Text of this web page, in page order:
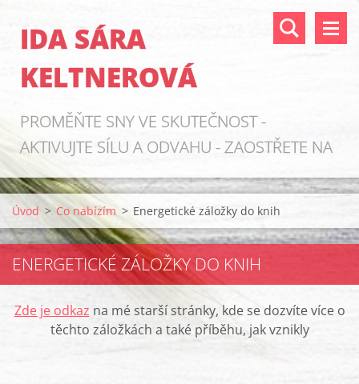
IDA SÁRA
KELTNEROVÁ
PROMĚŇTE SNY VE SKUTEČNOST -
AKTIVUJTE SÍLU A ODVAHU - ZAOSTŘETE NA
ZDROJE!
Úvod > Co nabízím > Energetické záložky do knih
ENERGETICKÉ ZÁLOŽKY DO KNIH
Zde je odkaz na mé starší stránky, kde se dozvíte více o
těchto záložkách a také příběhu, jak vznikly